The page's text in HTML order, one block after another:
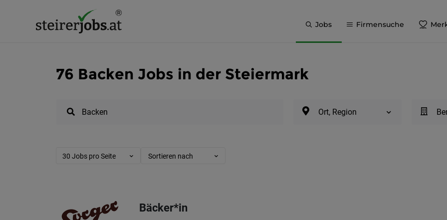
Jobs Firmensuche
76 Backen Jobs in der Steiermark
Ort, Region
30 Jobs pro Seite Sortieren nach
Bäcker*in